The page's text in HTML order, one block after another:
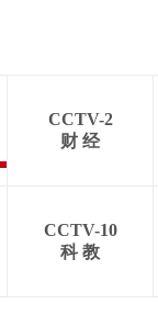
CCTV-2
财 经
CCTV-10
科 教